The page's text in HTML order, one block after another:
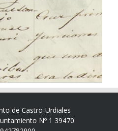
de Castro-Urdiales
Nº 1 39470